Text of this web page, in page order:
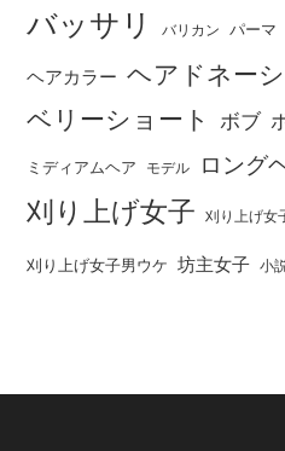
バッサリ バリカン パーマ
ヘアカラー ヘアドネー
ベリーショート
ボブ
ミディアムヘア モデル ロング
刈り上げ女子 刈り上げ女
刈り上げ女子男ウケ 坊主女子 小